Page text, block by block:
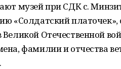
музей при СДК с.
«Солдатский платочек»,
Отечественной
фамилии и отчества